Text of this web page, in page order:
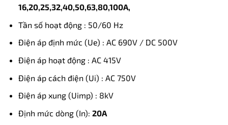
16,20,25,32,40,50,63,80,100A,
Tần số hoạt động : 50/60 Hz
Điện áp định mức (Ue) : AC 690V / DC 500V
Điện áp hoạt động : AC 415V
Điện áp cách điện (Ui) : AC 750V
Điện áp xung (Uimp) : 8kV
Định mức dòng (In): 20A